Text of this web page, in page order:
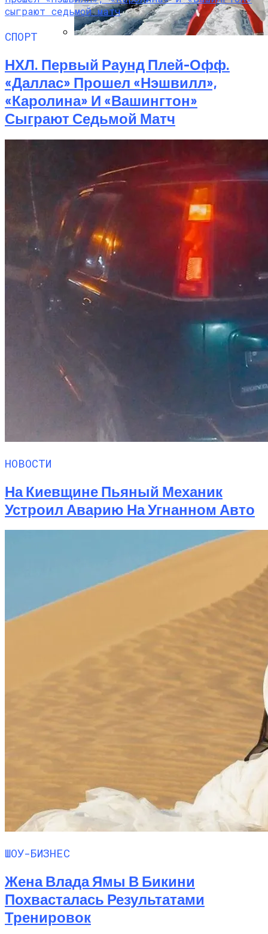
Хранит Свои Наряды Для Дочери Рани
СПОРТ
НХЛ. Первый Раунд Плей-Офф.
«Даллас» Прошел «Нэшвилл»,
«Каролина» И «Вашингтон»
Сыграют Седьмой Матч
НОВОСТИ
На Киевщине Пьяный Механик
Устроил Аварию На Угнанном Авто
ШОУ-БИЗНЕС
Жена Влада Ямы В Бикини
Похвасталась Результатами
Тренировок